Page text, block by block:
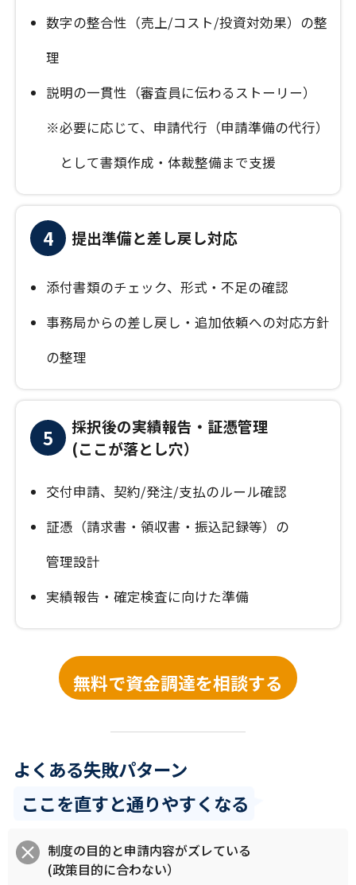
数字の整合性（売上/コスト/投資対効果）の整
理
説明の一貫性（審査員に伝わるストーリー）
※必要に応じて、申請代行（申請準備の代行）
として書類作成・体裁整備まで支援
4 提出準備と差し戻し対応
添付書類のチェック、形式・不足の確認
事務局からの差し戻し・追加依頼への対応方針
の整理
5
採択後の実績報告・証憑管理
(ここが落とし穴）
交付申請、契約/発注/支払のルール確認
証憑（請求書・領収書・振込記録等）の
管理設計
実績報告・確定検査に向けた準備
無料で資金調達を相談する
よくある失敗パターン
ここを直すと通りやすくなる
制度の目的と申請内容がズレている
(政策目的に合わない）